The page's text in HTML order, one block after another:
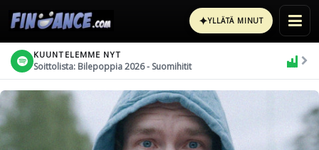
✦YLLÄTÄ MINUT
KUUNTELEMME NYT
Soittolista: Bilepoppia 2026 - Suomihitit